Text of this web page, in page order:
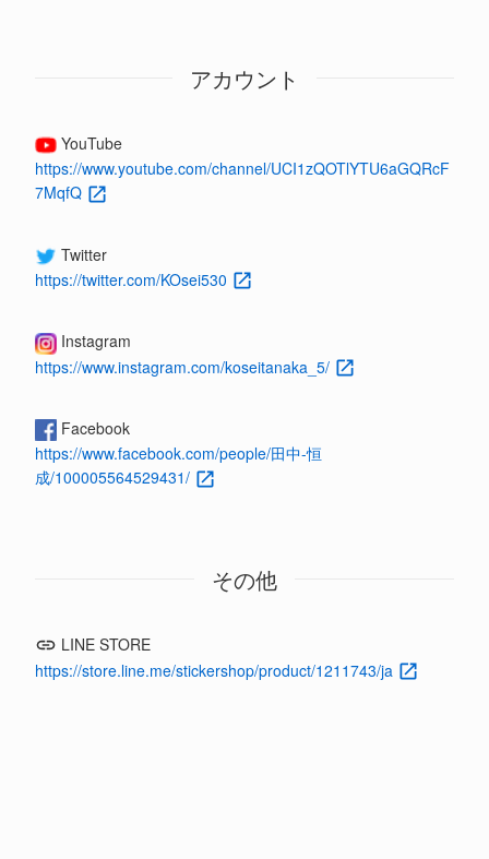
アカウント
YouTube
https://www.youtube.com/channel/UCI1zQOTlYTU6aGQRcF
7MqfQ
Twitter
https://twitter.com/KOsei530
Instagram
https://www.instagram.com/koseitanaka_5/
Facebook
https://www.facebook.com/people/田中-恒
成/100005564529431/
その他
LINE STORE
https://store.line.me/stickershop/product/1211743/ja